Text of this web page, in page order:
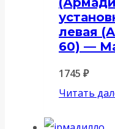
левая
60) —
1745 ₽
Читать